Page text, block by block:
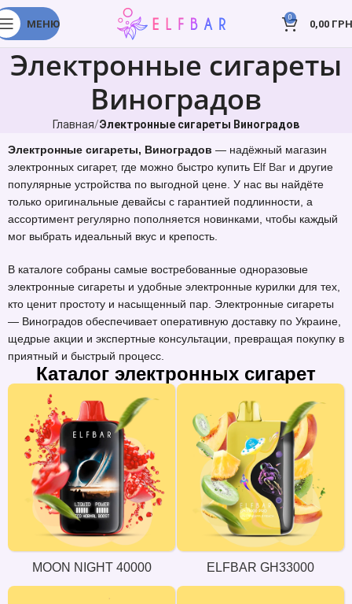
МЕНЮ
0
0,00
Электронные сигареты
Виноградов
Главная Электронные сигареты Виноградов
Электронные сигареты, Виноградов — надёжный магазин
электронных сигарет, где можно быстро купить Elf Bar и другие
популярные устройства по выгодной цене. У нас вы найдёте
только оригинальные девайсы с гарантией подлинности, а
ассортимент регулярно пополняется новинками, чтобы каждый
мог выбрать идеальный вкус и крепость.
В каталоге собраны самые востребованные одноразовые
электронные сигареты и удобные электронные курилки для тех,
кто ценит простоту и насыщенный пар. Электронные сигареты
— Виноградов обеспечивает оперативную доставку по Украине,
щедрые акции и экспертные консультации, превращая покупку в
приятный и быстрый процесс.
Каталог электронных сигарет
MOON NIGHT 40000 ELFBAR GH33000